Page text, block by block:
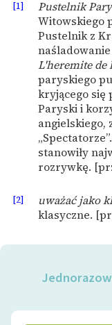
Zasady
Wolnych Lektur
Logotypy
Materiały
Polityka prywatności
Regulamin biblioteki
sprawozdania
wrażliwych
[1] Pustelnik
Witowskiego
Pustelnik z
L'heremite de
paryskiego
kryjącego się
Paryski i
angielskiego,
stanowiły
rozrywkę.
[2] uważać jako
klasyczne.